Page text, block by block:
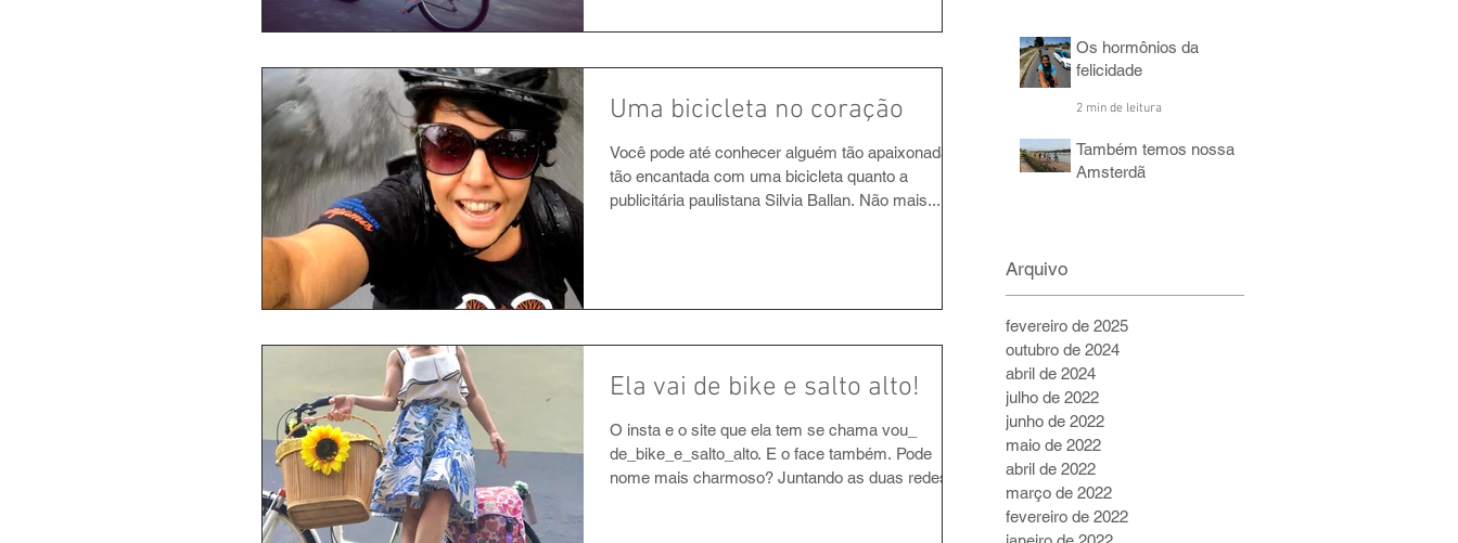
Uma bicicleta no coração
Você pode até conhecer alguém tão apaixonada e
tão encantada com uma bicicleta quanto a
publicitária paulistana Silvia Ballan. Não mais...
Ela vai de bike e salto alto!
O insta e o site que ela tem se chama vou_
de_bike_e_salto_alto. E o face também. Pode
nome mais charmoso? Juntando as duas redes...
Os hormônios da
felicidade
2 min de leitura
Também temos nossa
Amsterdã
Arquivo
fevereiro de 2025
outubro de 2024
abril de 2024
julho de 2022
junho de 2022
maio de 2022
abril de 2022
março de 2022
fevereiro de 2022